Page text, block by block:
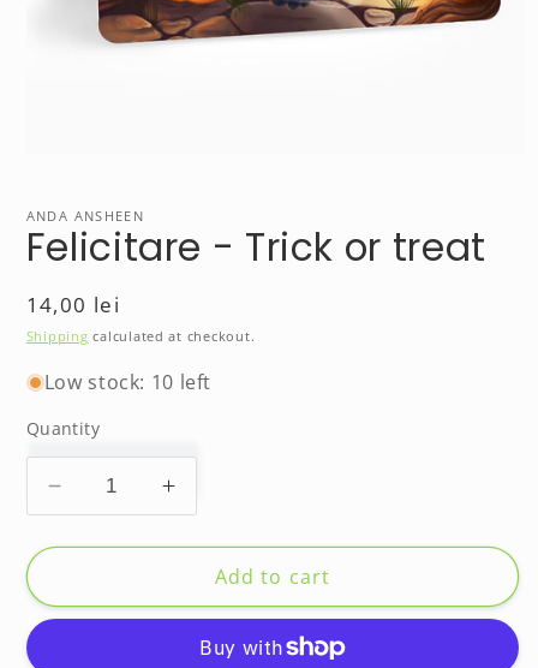
in
modal
ANDA ANSHEEN
Felicitare - Trick or treat
Regular
price
14,00 lei
Shipping calculated at checkout.
Low stock: 10 left
Quantity
Decrease
quantity
for
-
Increase
quantity
for
Felicitare
-
Add to cart